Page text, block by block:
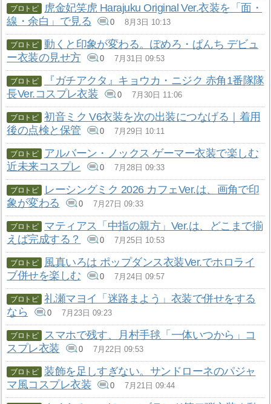
虎金妃笑虎 Harajuku Original Ver.衣装を「面・
線・余白」で見る
0 8月3日 10:13
動くと印象が変わる。ぽめろ・ぱんち デビュ
ー衣装の見せ方
0 7月31日 09:53
『ガチアクタ』キョウカ・ニジク 赤角1番隊隊
長Ver.コスプレ衣装
0 7月30日 11:06
初音ミク V6衣装を次の出装につなげる｜着用
後の点検と保管
0 7月29日 10:11
アルバーン・ノックス ゲーマー衣装で楽しむ
近未来コスプレ
0 7月28日 09:33
レーシングミク 2026 カフェVer.は、画角で印
象が変わる
0 7月27日 09:33
マティアス「中指の親方」Ver.は、どこまで揃
えば完成する？
0 7月25日 10:53
風真いろは ポップダンス衣装Ver.でホロライ
ブ併せを楽しむ
0 7月24日 09:57
礼瀬マヨイ「迷路まよう」衣装で併せをする
なら
0 7月23日 09:23
スマホで残す、月村手毬「一体いつから」コ
スプレ衣装
0 7月22日 09:53
装飾を足しすぎない。サンドローネのパジャ
マ風コスプレ衣装
0 7月21日 09:44